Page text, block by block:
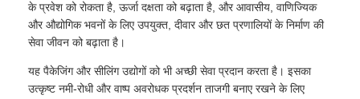
एल्यूमीनियम हनीकॉम्ब पैनल
एल्यूमिनियम मधुकोश
के प्रवेश को रोकता है, ऊर्जा दक्षता को बढ़ाता है, और आवासीय, वाणिज्यिक
और औद्योगिक भवनों के लिए उपयुक्त, दीवार और छत प्रणालियों के निर्माण की
सेवा जीवन को बढ़ाता है।
यह पैकेजिंग और सीलिंग उद्योगों को भी अच्छी सेवा प्रदान करता है। इसका
उत्कृष्ट नमी-रोधी और वाष्प अवरोधक प्रदर्शन ताजगी बनाए रखने के लिए